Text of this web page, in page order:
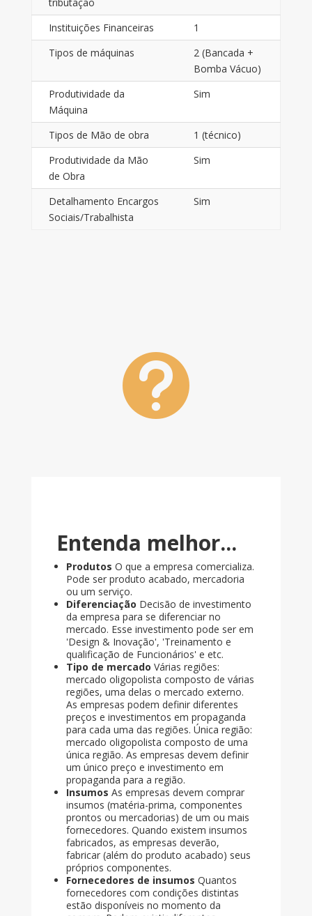
Instituições Financeiras
1
Tipos de máquinas
2 (Bancada +
Bomba Vácuo)
Produtividade da
Máquina
Sim
Tipos de Mão de obra
1 (técnico)
Produtividade da Mão
de Obra
Sim
Detalhamento Encargos
Sociais/Trabalhista
Sim

Entenda melhor...
Produtos O que a empresa comercializa.
Pode ser produto acabado, mercadoria
ou um serviço.
Diferenciação Decisão de investimento
da empresa para se diferenciar no
mercado. Esse investimento pode ser em
'Design & Inovação', 'Treinamento e
qualificação de Funcionários' e etc.
Tipo de mercado Várias regiões:
mercado oligopolista composto de várias
regiões, uma delas o mercado externo.
As empresas podem definir diferentes
preços e investimentos em propaganda
para cada uma das regiões. Única região:
mercado oligopolista composto de uma
única região. As empresas devem definir
um único preço e investimento em
propaganda para a região.
Insumos As empresas devem comprar
insumos (matéria-prima, componentes
prontos ou mercadorias) de um ou mais
fornecedores. Quando existem insumos
fabricados, as empresas deverão,
fabricar (além do produto acabado) seus
próprios componentes.
Fornecedores de insumos Quantos
fornecedores com condições distintas
estão disponíveis no momento da